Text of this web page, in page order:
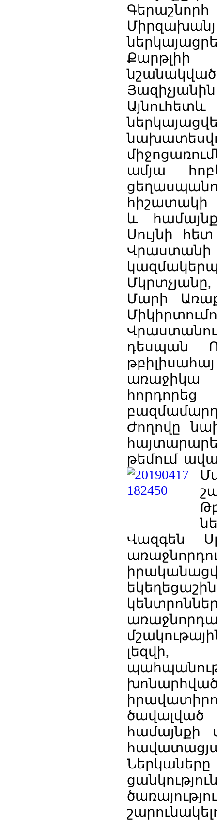
Քարթլիի
ամյա
հիշատակի
և
Սույնի
Մարի
դեսպան
առաջիկա
Ժողովը
թեմում
Վազգեն
լեզվի,
ծավալված
համայնքի